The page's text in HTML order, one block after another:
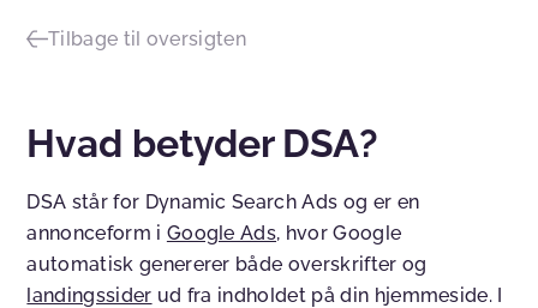
Tilbage til oversigten
Hvad betyder DSA?
DSA står for Dynamic Search Ads og er en
annonceform i Google Ads, hvor Google
automatisk genererer både overskrifter og
landingssider ud fra indholdet på din hjemmeside. I